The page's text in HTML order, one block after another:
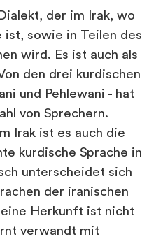
der im Irak, wo
ist, sowie in Teilen des
wird. Es ist auch als
den drei kurdischen
und Pehlewani - hat
von Sprechern.
Irak ist es auch die
kurdische Sprache in
unterscheidet sich
der iranischen
Herkunft ist nicht
verwandt mit